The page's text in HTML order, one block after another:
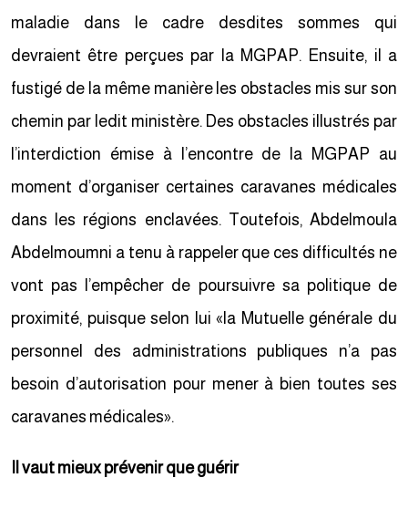
maladie dans le cadre desdites sommes qui
devraient être perçues par la MGPAP. Ensuite, il a
fustigé de la même manière les obstacles mis sur son
chemin par ledit ministère. Des obstacles illustrés par
l’interdiction émise à l’encontre de la MGPAP au
moment d’organiser certaines caravanes médicales
dans les régions enclavées. Toutefois, Abdelmoula
Abdelmoumni a tenu à rappeler que ces difficultés ne
vont pas l’empêcher de poursuivre sa politique de
proximité, puisque selon lui «la Mutuelle générale du
personnel des administrations publiques n’a pas
besoin d’autorisation pour mener à bien toutes ses
caravanes médicales».
Il vaut mieux prévenir que guérir